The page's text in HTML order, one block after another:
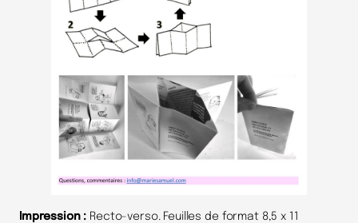
Impression : Recto-verso. Feuilles de format 8,5 x 11